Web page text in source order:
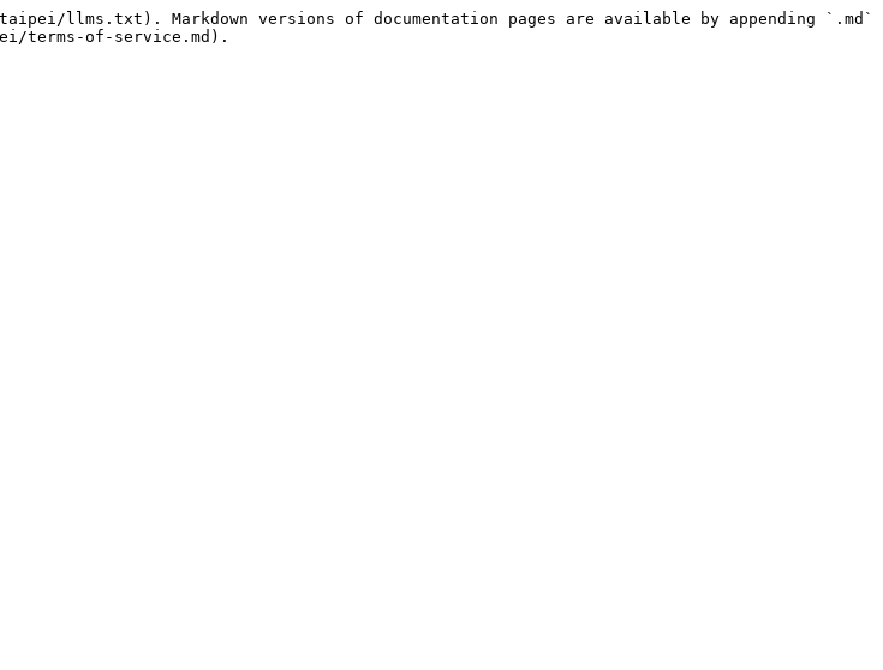
llms.txt). Markdown versions of documentation pages are available by appending `.md`
terms-of-service.md).